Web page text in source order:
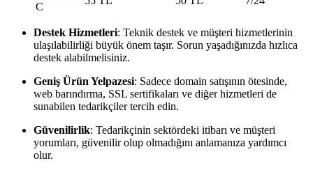
C
Destek Hizmetleri: Teknik destek ve müşteri hizmetlerinin
ulaşılabilirliği büyük önem taşır. Sorun yaşadığınızda hızlıca
destek alabilmelisiniz.
Geniş Ürün Yelpazesi: Sadece domain satışının ötesinde,
web barındırma, SSL sertifikaları ve diğer hizmetleri de
sunabilen tedarikçiler tercih edin.
Güvenilirlik: Tedarikçinin sektördeki itibarı ve müşteri
yorumları, güvenilir olup olmadığını anlamanıza yardımcı
olur.